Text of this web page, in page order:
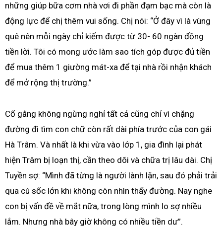
những giúp bữa cơm nhà vơi đi phần đạm bạc mà còn là
động lực để chị thêm vui sống. Chị nói: “Ở đây vì là vùng
quê nên mỗi ngày chỉ kiếm được từ 30- 60 ngàn đồng
tiền lời. Tôi có mong ước làm sao tích góp được đủ tiền
để mua thêm 1 giường mát-xa để tại nhà rồi nhận khách
để mở rộng thị trường.”
Cố gắng không ngừng nghỉ tất cả cũng chỉ vì chặng
đường đi tìm con chữ còn rất dài phía trước của con gái
Hà Trâm. Và nhất là khi vừa vào lớp 1, gia đình lại phát
hiện Trâm bị loạn thị, cần theo dõi và chữa trị lâu dài. Chị
Tuyền sợ: “Mình đã từng là người lành lặn, sau đó phải trải
qua cú sốc lớn khi không còn nhìn thấy đường. Nay nghe
con bị vấn đề về mắt nữa, trong lòng mình lo sợ nhiều
lắm. Nhưng nhà bây giờ không có nhiều tiền dư”.